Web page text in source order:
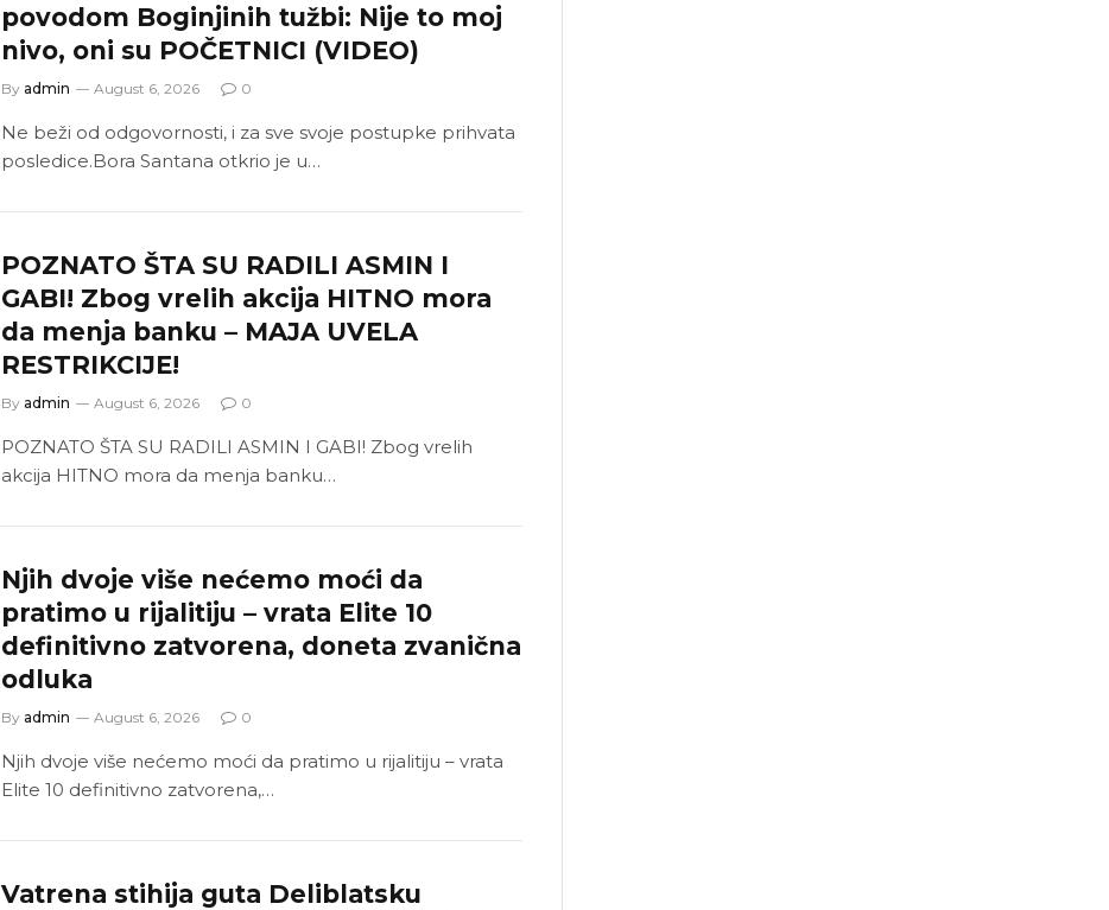
povodom Boginjinih tužbi: Nije to moj
nivo, oni su POČETNICI (VIDEO)
By admin August 6, 2026 0
Ne beži od odgovornosti, i za sve svoje postupke prihvata
posledice.Bora Santana otkrio je u…
POZNATO ŠTA SU RADILI ASMIN I
GABI! Zbog vrelih akcija HITNO mora
da menja banku – MAJA UVELA
RESTRIKCIJE!
By admin August 6, 2026 0
POZNATO ŠTA SU RADILI ASMIN I GABI! Zbog vrelih
akcija HITNO mora da menja banku…
Njih dvoje više nećemo moći da
pratimo u rijalitiju – vrata Elite 10
definitivno zatvorena, doneta zvanična
odluka
By admin August 6, 2026 0
Njih dvoje više nećemo moći da pratimo u rijalitiju – vrata
Elite 10 definitivno zatvorena,…
Vatrena stihija guta Deliblatsku